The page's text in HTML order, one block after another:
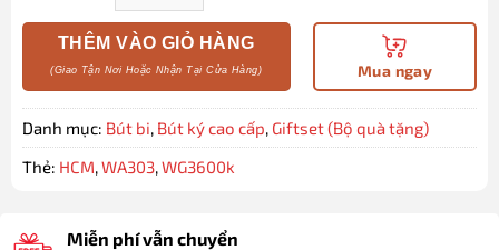
THÊM VÀO GIỎ HÀNG
Mua ngay
Danh mục: Bút bi, Bút ký cao cấp, Giftset (Bộ quà tặng)
Thẻ: HCM,WA303,WG3600k
Miễn phí vẫn chuyển